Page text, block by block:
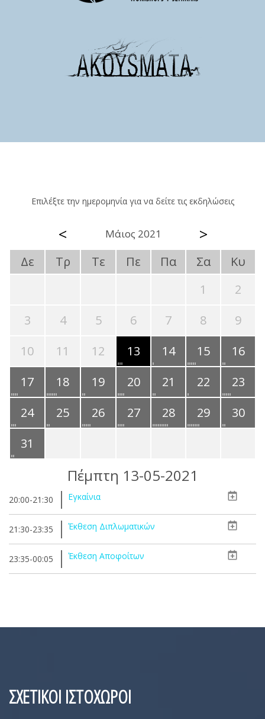
Επιλέξτε την ημερομηνία για να δείτε τις εκδηλώσεις
< Μάιος 2021 >
Δε Τρ Τε Πε Πα Σα
Κυ
1
2
3
4 5 6 7 8
9
10
11 12 13 14 15
16
17
18 19 20 21 22
23
24
25 26 27 28 29
30
31
Πέμπτη 13-05-2021
20:00-21:30 Εγκαίνια
21:30-23:35 Έκθεση Διπλωματικών
23:35-00:05 Έκθεση Αποφοίτων
ΣΧΕΤΙΚΟΙ ΙΣΤΟΧΩΡΟΙ